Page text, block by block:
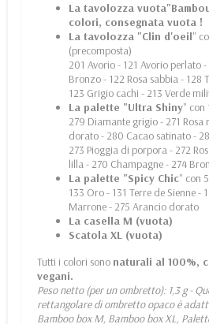
La tavolozza
colori, consegnata vuota !
La tavolozza "Clin d'oeil"
(precomposta)
201 Avorio - 121 Avorio perlato
Bronzo - 122 Rosa sabbia - 128
123 Grigio cachi - 213 Verde
La palette "Ultra Shiny" con
279 Diamante grigio - 271 Rosa
dorato - 280 Cacao satinato -
273 Pioggia di porpora - 272
lilla - 270 Champagne - 274
La palette "Spicy Chic" con
133 Oro - 131 Terre de Sienne -
Marrone - 275 Arancio dorato
La casella M (vuota)
Scatola XL (vuota)
Tutti i colori sono naturali al 100%,
vegani.
Peso netto (per un ombretto): 1,3 g -
rettangolare di ombretto opaco è
Bamboo box M, Bamboo box XL,